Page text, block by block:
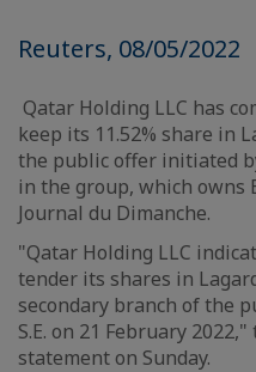
Reuters, 08/05/2022
Qatar Holding LLC has
keep its 11.52% share in
the public offer initiated
in the group, which owns
Journal du Dimanche.
"Qatar Holding LLC
tender its shares in
secondary branch of the
S.E. on 21 February
statement on Sunday.